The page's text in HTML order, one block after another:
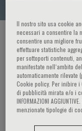
HOME PAGE /
Marco
Il nostro sito usa cookie
necessari a consentire la
consentire una migliore
effettuare statistiche
per sottoporti contenuti,
manifestate nell‘ambito
automaticamente rilevate
Cookie policy. Per inibire
di pubblicità mirata e/o i
INFORMAZIONI
menzionate tipologie di